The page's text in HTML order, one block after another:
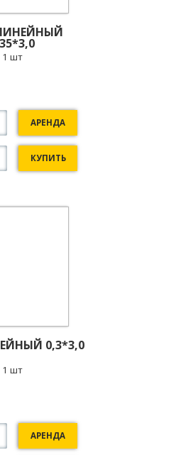
1 шт
АРЕНДА
КУПИТЬ
0,3*3,0
1 шт
АРЕНДА